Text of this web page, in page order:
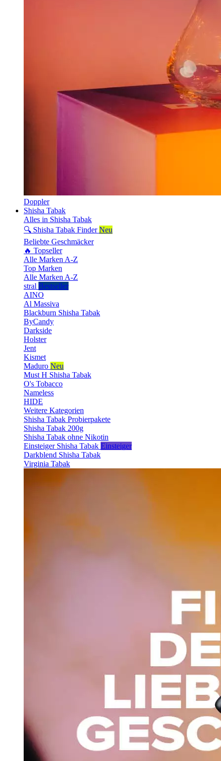
Doppler
Shisha Tabak
Alles in Shisha Tabak
🔍 Shisha Tabak Finder Neu
Beliebte Geschmäcker
🔥 Topseller
Alle Marken A-Z
Top Marken
Alle Marken A-Z
stral Bestseller
AINO
Al Massiva
Blackburn Shisha Tabak
ByCandy
Darkside
Holster
Jent
Kismet
Maduro Neu
Must H Shisha Tabak
O's Tobacco
Nameless
HIDE
Weitere Kategorien
Shisha Tabak Probierpakete
Shisha Tabak 200g
Shisha Tabak ohne Nikotin
Einsteiger Shisha Tabak Einsteiger
Darkblend Shisha Tabak
Virginia Tabak